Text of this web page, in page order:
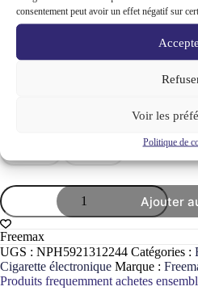
consentement peut avoir un effet négatif sur
Voir les
Politique de
Format compact: 95.8 x 49.5
Contenance: Pod de 5ml +
: Réglable pour une
quantité
de
Cartouche
de
remplacement
XFill
Pod
5+10ml
Ajouter
Freemax
UGS : NPH5921312244 Catégories :
Cigarette électronique Marque :
Produits frequemment achetes